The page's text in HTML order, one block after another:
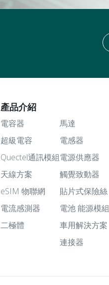
產品介紹
電容器
超級電容
Quectel通訊模組
天線方案
eSIM 物聯網
電流感測器
二極體
馬達
電感器
電源供應器
觸覺致動器
貼片式保險絲
電池 能源模組
車用解決方案
連接器